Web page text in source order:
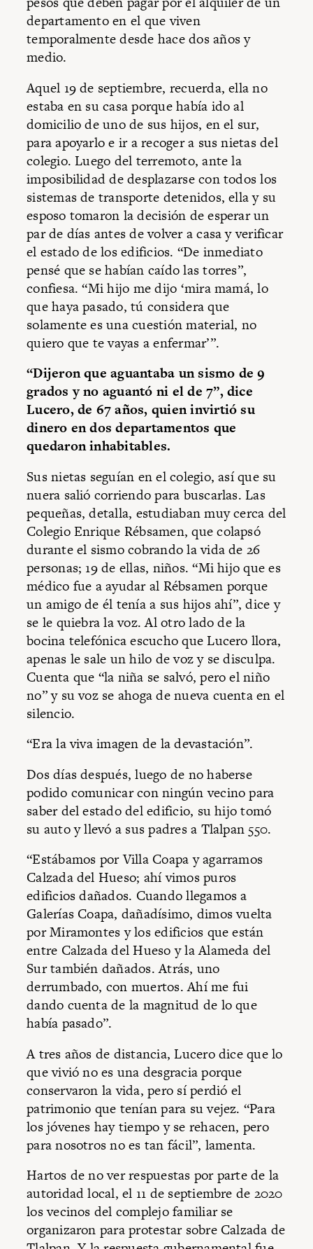
departamento en el que viven
temporalmente desde hace dos años y
medio.
Aquel 19 de septiembre, recuerda, ella no
estaba en su casa porque había ido al
domicilio de uno de sus hijos, en el sur,
para apoyarlo e ir a recoger a sus nietas del
colegio. Luego del terremoto, ante la
imposibilidad de desplazarse con todos los
sistemas de transporte detenidos, ella y su
esposo tomaron la decisión de esperar un
par de días antes de volver a casa y verificar
el estado de los edificios. “De inmediato
pensé que se habían caído las torres”,
confiesa. “Mi hijo me dijo ‘mira mamá, lo
que haya pasado, tú considera que
solamente es una cuestión material, no
quiero que te vayas a enfermar’”.
“Dijeron que aguantaba un sismo de 9
grados y no aguantó ni el de 7”, dice
Lucero, de 67 años, quien invirtió su
dinero en dos departamentos que
quedaron inhabitables.
Sus nietas seguían en el colegio, así que su
nuera salió corriendo para buscarlas. Las
pequeñas, detalla, estudiaban muy cerca del
Colegio Enrique Rébsamen, que colapsó
durante el sismo cobrando la vida de 26
personas; 19 de ellas, niños. “Mi hijo que es
médico fue a ayudar al Rébsamen porque
un amigo de él tenía a sus hijos ahí”, dice y
se le quiebra la voz. Al otro lado de la
bocina telefónica escucho que Lucero llora,
apenas le sale un hilo de voz y se disculpa.
Cuenta que “la niña se salvó, pero el niño
no” y su voz se ahoga de nueva cuenta en el
silencio.
“Era la viva imagen de la devastación”.
Dos días después, luego de no haberse
podido comunicar con ningún vecino para
saber del estado del edificio, su hijo tomó
su auto y llevó a sus padres a Tlalpan 550.
“Estábamos por Villa Coapa y agarramos
Calzada del Hueso; ahí vimos puros
edificios dañados. Cuando llegamos a
Galerías Coapa, dañadísimo, dimos vuelta
por Miramontes y los edificios que están
entre Calzada del Hueso y la Alameda del
Sur también dañados. Atrás, uno
derrumbado, con muertos. Ahí me fui
dando cuenta de la magnitud de lo que
había pasado”.
A tres años de distancia, Lucero dice que lo
que vivió no es una desgracia porque
conservaron la vida, pero sí perdió el
patrimonio que tenían para su vejez. “Para
los jóvenes hay tiempo y se rehacen, pero
para nosotros no es tan fácil”, lamenta.
Hartos de no ver respuestas por parte de la
autoridad local, el 11 de septiembre de 2020
los vecinos del complejo familiar se
organizaron para protestar sobre Calzada de